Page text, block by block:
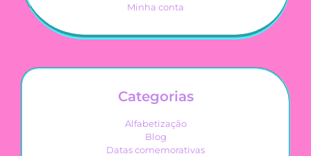
Minha conta
Categorias
Alfabetização
Blog
Datas comemorativas